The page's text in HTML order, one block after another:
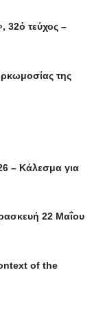
32ό τεύχος –
της
– Κάλεσμα για
22 Μαΐου
of the